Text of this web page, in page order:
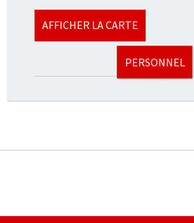
AFFICHER LA CARTE
PERSONNEL